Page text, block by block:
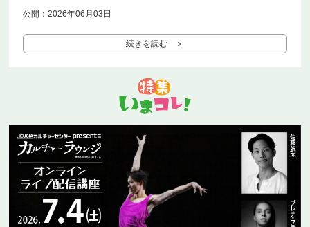
公開：2026年06月03日
続きを読む ＞